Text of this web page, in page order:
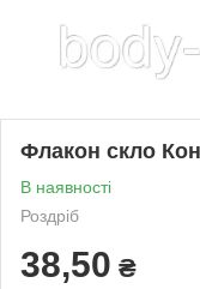
Флакон скло
В наявності
Роздріб
38,50 ₴